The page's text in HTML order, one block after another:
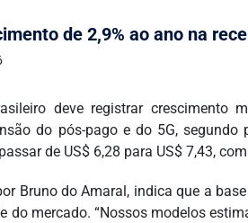
de 2,9% ao ano na
deve registrar crescimento
do pós-pago e do 5G,
de US$ 6,28 para US$ 7,43,
Bruno do Amaral, indica que a
do mercado. “Nossos modelos